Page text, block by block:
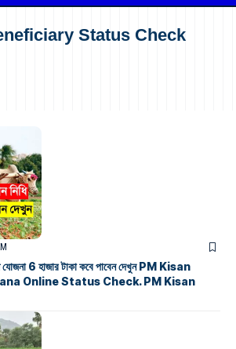
Status Check
যোজনা 6 হাজার টাকা কবে পাবেন দেখুন PM Kisan
Online Status Check. PM Kisan